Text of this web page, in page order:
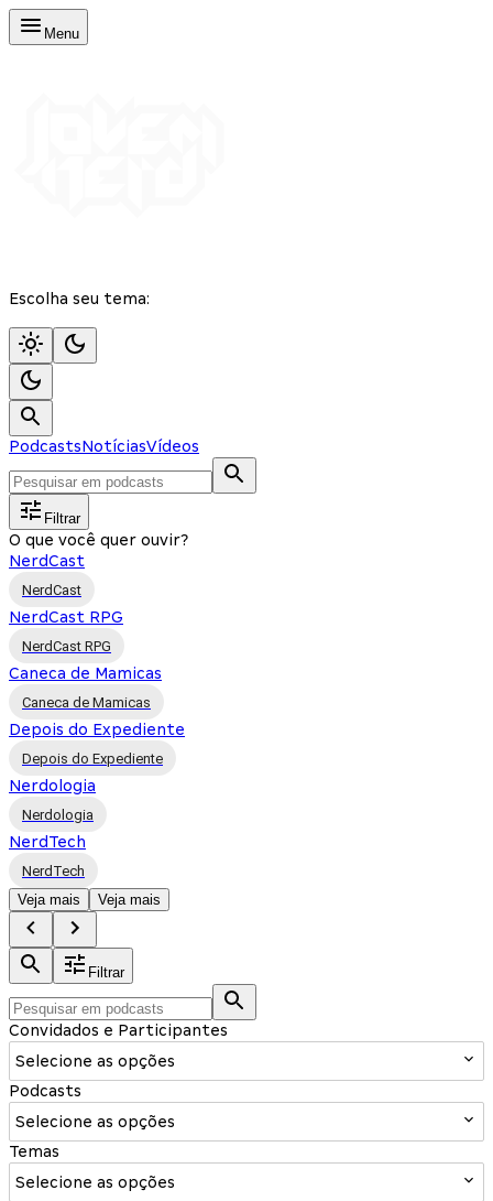
Menu
Escolha seu tema:
PodcastsNotíciasVídeos
Filtrar
O que você quer ouvir?
NerdCast
NerdCast
NerdCast RPG
NerdCast RPG
Caneca de Mamicas
Caneca de Mamicas
Depois do Expediente
Depois do Expediente
Nerdologia
Nerdologia
NerdTech
NerdTech
Veja mais
Veja mais
Filtrar
Convidados e Participantes
Selecione as opções
Podcasts
Selecione as opções
Temas
Selecione as opções